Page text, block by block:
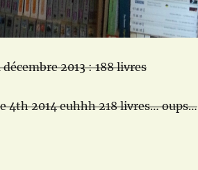
2013 : 188 livres
4th 2014 euhhh 218 livres… oups…